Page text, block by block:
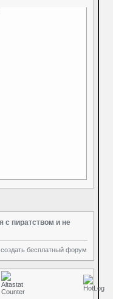
пиратством и не
создать бесплатный форум